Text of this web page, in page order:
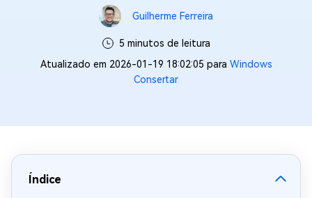
Guilherme Ferreira
5 minutos de leitura
Atualizado em 2026-01-19 18:02:05 para Windows
Consertar
Índice